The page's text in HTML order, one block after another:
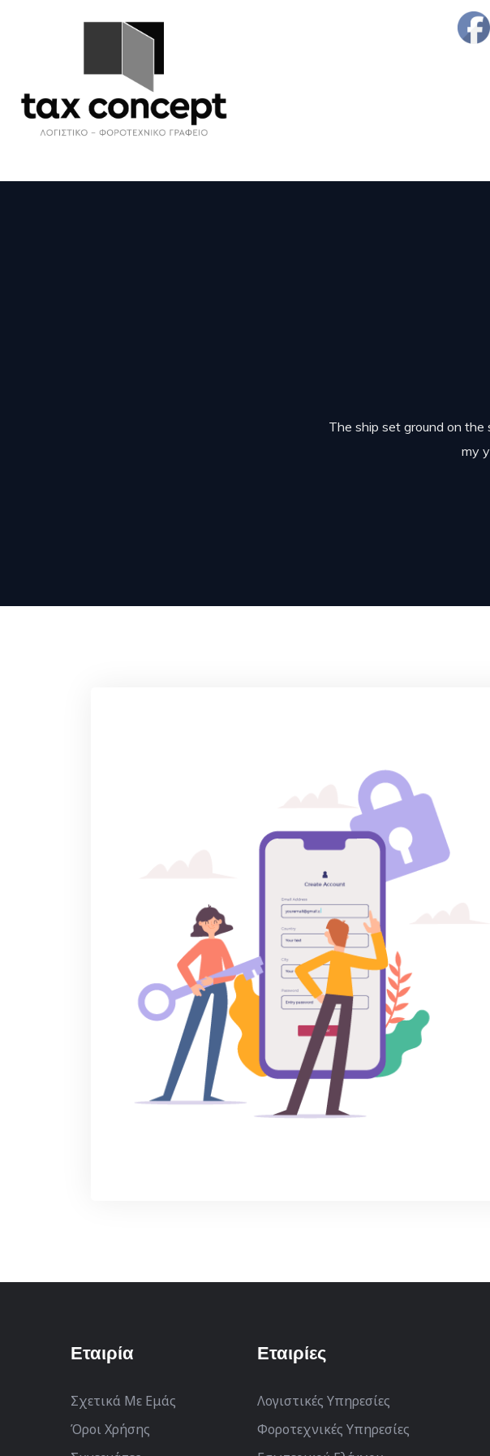
The ship set ground on the
my
Εταιρία
Σχετικά Με Εμάς
Όροι Χρήσης
Εταιρίες
Λογιστικές Υπηρεσίες
Φοροτεχνικές Υπηρεσίες